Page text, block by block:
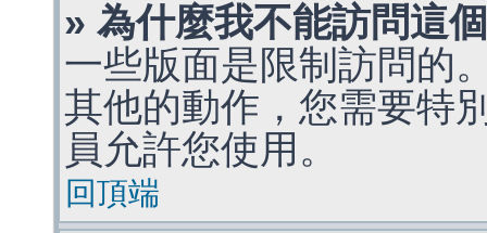
» 為什麼我不能訪問這
一些版面是限制訪問的
其他的動作，您需要特
員允許您使用。
回頂端